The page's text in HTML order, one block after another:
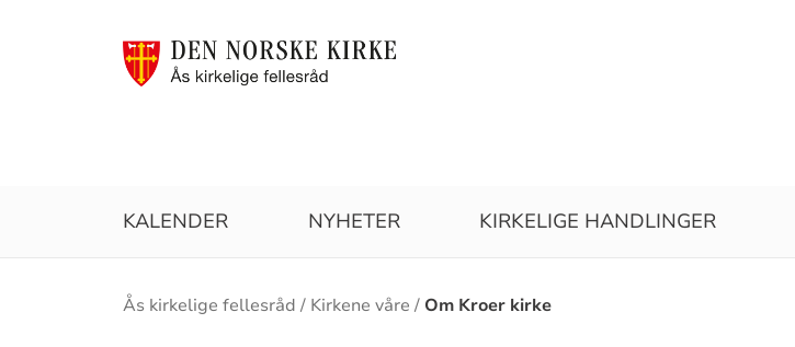
KALENDER NYHETER KIRKELIGE HANDLINGER
Brødsmulesti
Ås kirkelige fellesråd Kirkene våre Om Kroer kirke